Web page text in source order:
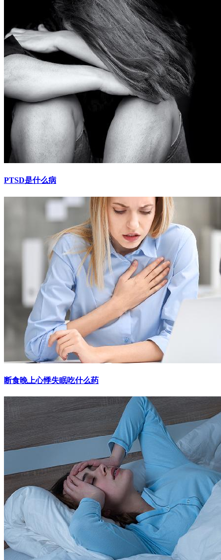
PTSD是什么病
断食晚上心悸失眠吃什么药